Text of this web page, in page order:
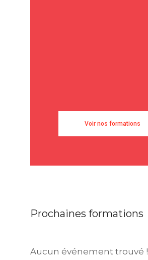
Voir nos formations
Prochaines formations
Aucun événement trouvé !